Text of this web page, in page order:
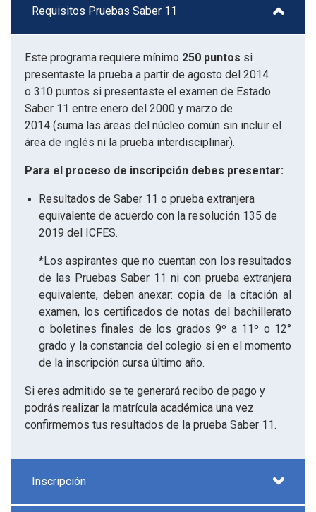
Requisitos Pruebas Saber 11
Este programa requiere mínimo 250 puntos si
presentaste la prueba a partir de agosto del 2014
o 310 puntos si presentaste el examen de Estado
Saber 11 entre enero del 2000 y marzo de
2014 (suma las áreas del núcleo común sin incluir el
área de inglés ni la prueba interdisciplinar).
Para el proceso de inscripción debes presentar:
Resultados de Saber 11 o prueba extranjera
equivalente de acuerdo con la resolución 135 de
2019 del ICFES.
*Los aspirantes que no cuentan con los resultados
de las Pruebas Saber 11 ni con prueba extranjera
equivalente, deben anexar: copia de la citación al
examen, los certificados de notas del bachillerato
o boletines finales de los grados 9º a 11º o 12°
grado y la constancia del colegio si en el momento
de la inscripción cursa último año.
Si eres admitido se te generará recibo de pago y
podrás realizar la matrícula académica una vez
confirmemos tus resultados de la prueba Saber 11.
Inscripción